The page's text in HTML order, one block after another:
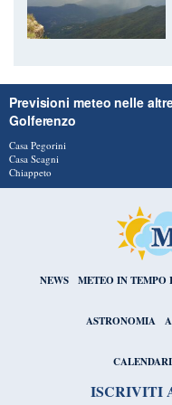
Previsioni meteo nelle
Golferenzo
Casa Pegorini
Casa Scagni
Chiappeto
NEWS METEO IN TEMPO
ASTRONOMIA
ISCRIVITI